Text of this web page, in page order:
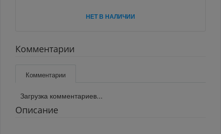
НЕТ В НАЛИЧИИ
Комментарии
Комментарии
Загрузка комментариев...
Описание